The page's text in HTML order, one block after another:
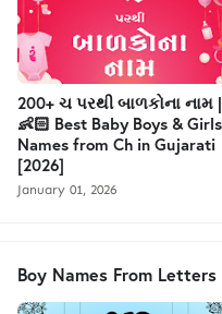
200+ ચ પરથી બાળકોના નામ |
👶🏻 Best Baby Boys & Girls
Names from Ch in Gujarati
[2026]
January 01, 2026
Boy Names From Letters